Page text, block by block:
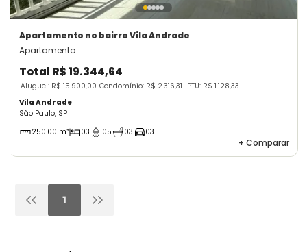
Apartamento no bairro Vila Andrade
Apartamento
Total R$ 19.344,64
Aluguel: R$ 15.900,00 Condomínio: R$ 2.316,31 IPTU: R$ 1.128,33
Vila Andrade
São Paulo, SP
250.00 m²
03 05 03 03
+ Comparar
1